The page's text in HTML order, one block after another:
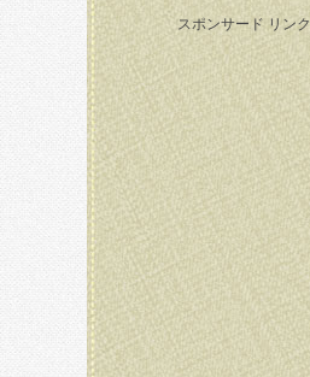
スポンサード リンク